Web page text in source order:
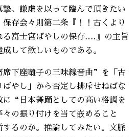
、謙虚を以って臨んで頂きたい
存会々則第二条『！！古くより
る富士宮ばやしの保存‥‥』の主旨
して欲しいものである。
下座囃子の三味線音曲”を「古
ばやし」から否定し排斥せねばな
に“日本舞踊としての高い格調を
の振り付けを当て嵌めること
するのか。推論してみたい。文脈